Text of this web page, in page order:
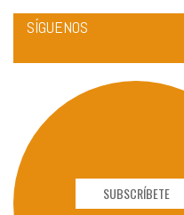
SÍGUENOS
SUBSCRÍBETE